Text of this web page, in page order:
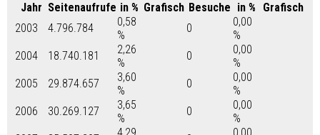
Jahr Seitenaufrufe in % Grafisch Besuche in %
Grafisch
2003
4.796.784
0,58
%
0
0,00
%
2004
18.740.181
2,26
%
0
0,00
%
2005
29.874.657
3,60
%
0
0,00
%
2006
30.269.127
3,65
%
0
0,00
%